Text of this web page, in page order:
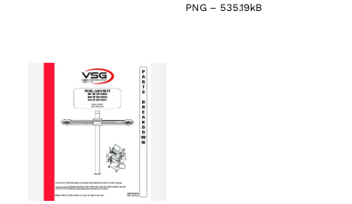
PNG – 535.19kB